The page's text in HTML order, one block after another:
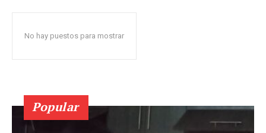
No hay puestos para mostrar
Popular